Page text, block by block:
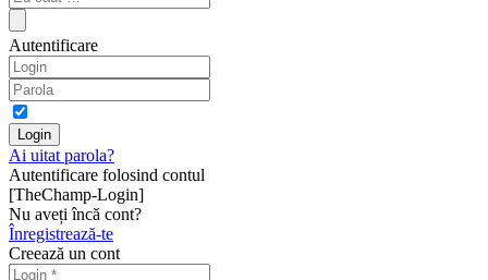
Autentificare
Ai uitat parola?
Autentificare folosind contul
[TheChamp-Login]
Nu aveți încă cont?
Înregistrează-te
Creează un cont